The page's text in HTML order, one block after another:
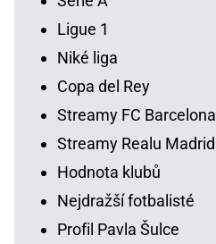
Ligue 1
Niké liga
Copa del Rey
Streamy FC Barcelona
Streamy Realu Madrid
Hodnota klubů
Nejdražší fotbalisté
Profil Pavla Šulce